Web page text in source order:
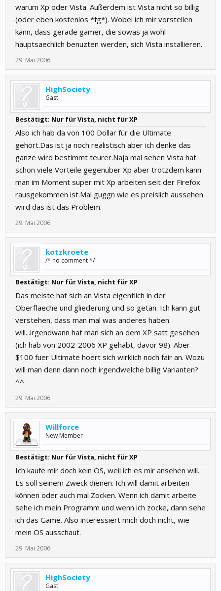
warum Xp oder Vista. Außerdem ist Vista nicht so billig
(oder eben kostenlos *fg*). Wobei ich mir vorstellen
kann, dass gerade gamer, die sowas ja wohl
hauptsaechlich benuzten werden, sich Vista installieren.
29. Mai 2006
HighSociety
Gast
Bestätigt: Nur für Vista, nicht für XP
Also ich hab da von 100 Dollar für die Ultimate
gehört.Das ist ja noch realistisch aber ich denke das
ganze wird bestimmt teurer.Naja mal sehen Vista hat
schon viele Vorteile gegenüber Xp aber trotzdem kann
man im Moment super mit Xp arbeiten seit der Firefox
rausgekommen ist.Mal guggn wie es preislich aussehen
wird das ist das Problem.
29. Mai 2006
kotzkroete
/* no comment */
Bestätigt: Nur für Vista, nicht für XP
Das meiste hat sich an Vista eigentlich in der
Oberflaeche und gliederung und so getan. Ich kann gut
verstehen, dass man mal was anderes haben
will...irgendwann hat man sich an dem XP satt gesehen
(ich hab von 2002-2006 XP gehabt, davor 98). Aber
$100 fuer Ultimate hoert sich wirklich noch fair an. Wozu
will man denn dann noch irgendwelche billig Varianten?
^^
29. Mai 2006
Willforce
New Member
Bestätigt: Nur für Vista, nicht für XP
Ich kaufe mir doch kein OS, weil ich es mir ansehen will.
Es soll seinem Zweck dienen. Ich will damit arbeiten
können oder auch mal Zocken. Wenn ich damit arbeite
sehe ich mein Programm und wenn ich zocke, dann sehe
ich das Game. Also interessiert mich doch nicht, wie
mein OS ausschaut.
29. Mai 2006
HighSociety
Gast